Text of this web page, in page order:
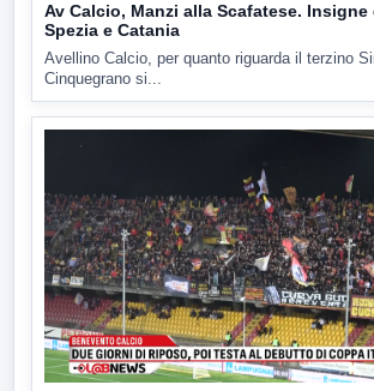
Av Calcio, Manzi alla Scafatese.
Spezia e Catania
Avellino Calcio, per quanto riguarda il terzino
Cinquegrano si...